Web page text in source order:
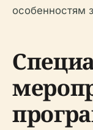
особенностям